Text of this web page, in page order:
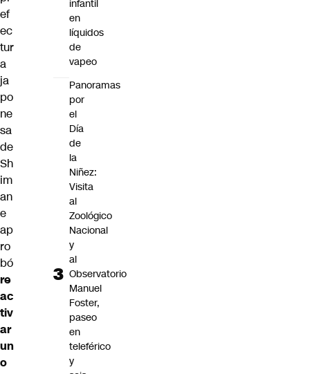
ef
ec
tur
a
ja
po
ne
sa
de
Sh
im
an
e
ap
ro
bó
re
ac
tiv
ar
un
o
infantil
en
líquidos
de
vapeo
Panoramas
por
el
Día
de
la
Niñez:
Visita
al
Zoológico
Nacional
y
al
Observatorio
Manuel
Foster,
paseo
en
teleférico
y